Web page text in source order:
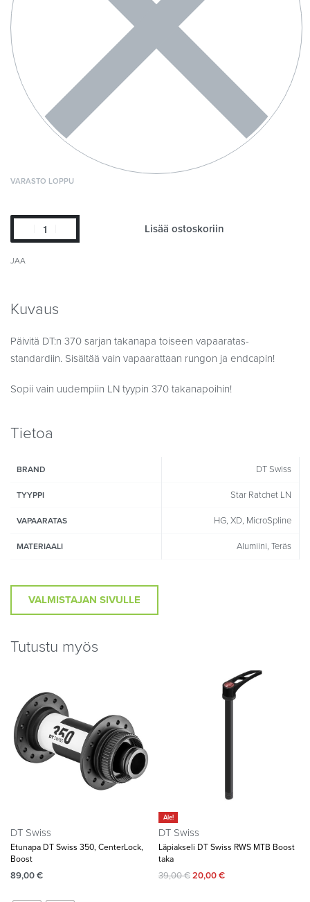
VARASTO LOPPU
Lisää ostoskoriin
JAA
Kuvaus
Päivitä DT:n 370 sarjan takanapa toiseen vapaaratas-
standardiin. Sisältää vain vapaarattaan rungon ja endcapin!
Sopii vain uudempiin LN tyypin 370 takanapoihin!
Tietoa
BRAND DT Swiss
TYYPPI Star Ratchet LN
VAPAARATAS HG, XD, MicroSpline
MATERIAALI Alumiini, Teräs
VALMISTAJAN SIVULLE
Tutustu myös
DT Swiss
Etunapa DT Swiss 350, CenterLock,
Boost
89,00€
Ale!
DT Swiss
Läpiakseli DT Swiss RWS MTB Boost
taka
39,00€20,00€